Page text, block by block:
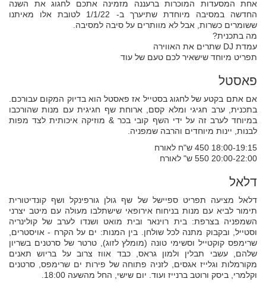
אחת המסעדות המוכרות ברעננה מזמינה אתכם לחגוג את השנה
החדשה במסיבה מיוחדת שתיערך ב- 1/1/22 לטובת אלו מאיתנו
ששומרים כשרות, אבל לא מוותרים על סיבה למסיבה.
מה בתכנית?
עמדת DJ שתרים את האווירה
תפריט מיוחד שישאיר לכם טעם של עוד
פאסטל
אם אתם בקטע של לחגוג בסטייל אז פאסטל הוא בדיוק המקום עבורכם.
בתכנית, ערב חגיגי ומלא קסם, ארוחת שף חגיגית עם מנות שהורכבו
במיוחד לערב זה על ידי השף קובי בכר & מוזיקה איכותית לצד מפות
לבנות, יינות מיוחדים והרבה שמפניה.
18:00-19:15 450 ש"ח לאורח
20:00-22:00 550 ש" לאורח
דלאל
דלאל מציעה תפריט ספיישל של שף גולן גורפינקל ושף קונדיטורית
תימור לביא עם מנות בניחוח אירופאי שישתלבו מעולה עם מיטב יצרני
השמפניה בצרפת: בית רוינאר ובית מואט ושנדו לערב של קולינריה
וסטייל, ובקבוק מתנה לכל שולחן. בין המנות: ים על הקרח - אויסטרים,
שרימפס קוקטייל וסשימי טונה (מומלץ לזוג), טרטר של סרטנים בשריון
שלהם, עשבי תבלין ולמון גראס, כבד אווז צרוב על בריוש תאנים
מקורמלות וגלייז אגסים, לזניה פתוחה של פירות ים שרימפס, סרטנים
וקלמרי, ביסק ורוטב ברנייז ועוד. יום שישי, החל מהשעה 18:00.